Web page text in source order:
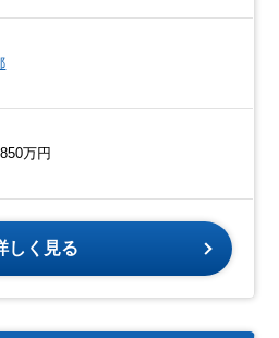
万円
しく見る